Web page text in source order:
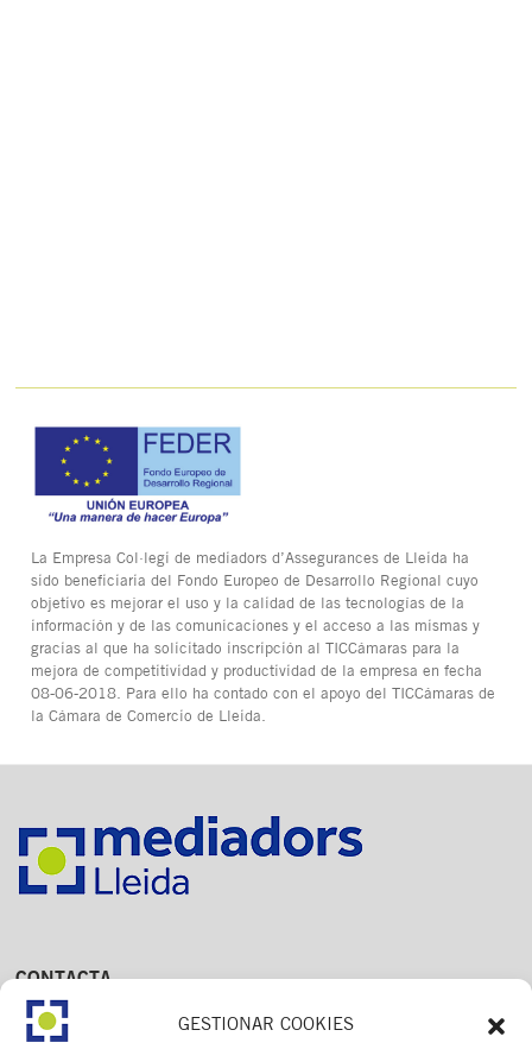
GESTIONAR COOKIES
La Empresa Col·legi de mediadors d’Assegurances de Lleida ha
sido beneficiaria del Fondo Europeo de Desarrollo Regional cuyo
objetivo es mejorar el uso y la calidad de las tecnologías de la
información y de las comunicaciones y el acceso a las mismas y
gracias al que ha solicitado inscripción al TICCámaras para la
mejora de competitividad y productividad de la empresa en fecha
08-06-2018. Para ello ha contado con el apoyo del TICCámaras de
la Cámara de Comercio de Lleida.
CONTACTA
Av. Dr. Fleming, 15,
2n. 1a